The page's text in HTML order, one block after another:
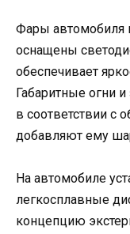
Фары
оснащены
обеспечивает
Габаритные огни
в соответствии с
добавляют ему
На автомобиле
легкосплавные
концепцию